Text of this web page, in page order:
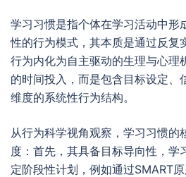
学习习惯是指个体在学习活动中形
性的行为模式，其本质是通过反复
行为内化为自主驱动的生理与心理
的时间投入，而是包含目标设定、
维度的系统性行为结构。
从行为科学视角观察，学习习惯的
度：首先，其具备目标导向性，学
定阶段性计划，例如通过SMART